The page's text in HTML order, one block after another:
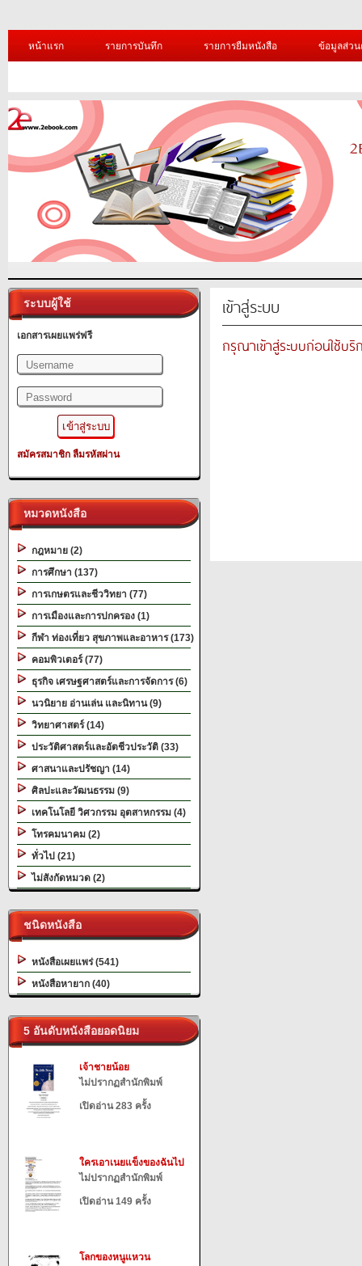
หน้าแรก รายการบันทึก รายการยืมหนังสือ ข้อมูลส่ว
ระบบผู้ใช้
เอกสารเผยแพร่ฟรี
สมัครสมาชิก ลืมรหัสผ่าน
หมวดหนังสือ
กฎหมาย (2)
การศึกษา (137)
การเกษตรและชีววิทยา (77)
การเมืองและการปกครอง (1)
กีฬา ท่องเที่ยว สุขภาพและอาหาร (173)
คอมพิวเตอร์ (77)
ธุรกิจ เศรษฐศาสตร์และการจัดการ (6)
นวนิยาย อ่านเล่น และนิทาน (9)
วิทยาศาสตร์ (14)
ประวัติศาสตร์และอัตชีวประวัติ (33)
ศาสนาและปรัชญา (14)
ศิลปะและวัฒนธรรม (9)
เทคโนโลยี วิศวกรรม อุตสาหกรรม (4)
โทรคมนาคม (2)
ทั่วไป (21)
ไม่สังกัดหมวด (2)
ชนิดหนังสือ
หนังสือเผยแพร่ (541)
หนังสือหายาก (40)
5 อันดับหนังสือยอดนิยม
เจ้าชายน้อย
ไม่ปรากฏสำนักพิมพ์
เปิดอ่าน 283 ครั้ง
ใครเอาเนยแข็งของฉันไป
ไม่ปรากฏสำนักพิมพ์
เปิดอ่าน 149 ครั้ง
โลกของหนูแหวน
เข้าสู่ระบบ
กรุณาเข้าสู่ระบบก่อนใช้บริ